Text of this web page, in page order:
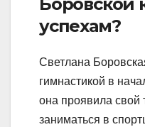
успехам?
Светлана
гимнастикой в
она проявила свой
заниматься в